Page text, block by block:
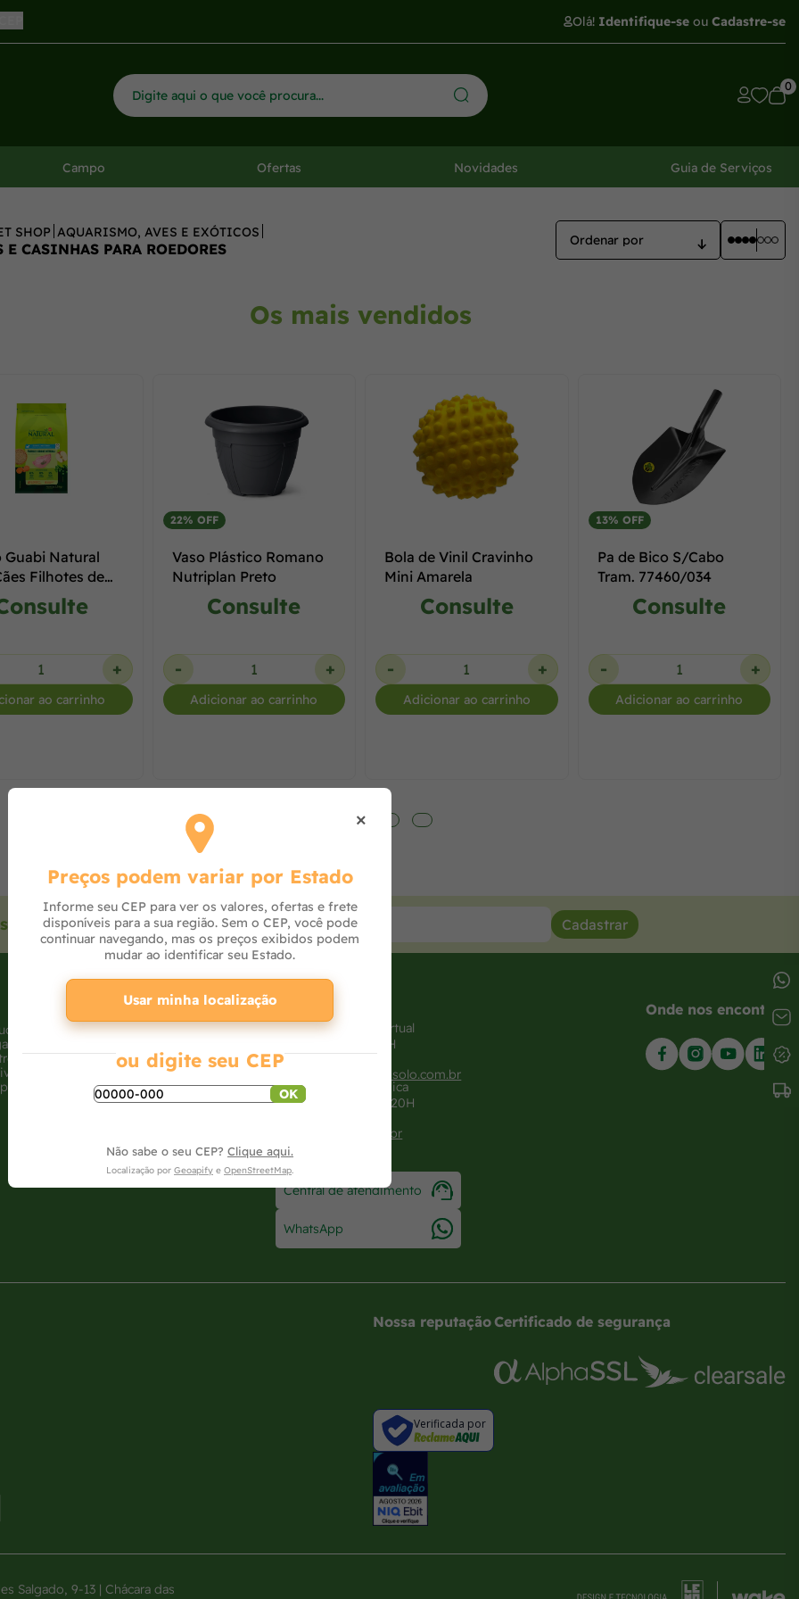
Olá! Identifique-se ou Cadastre-se
0
Campo Ofertas Novidades Guia de Serviços
SHOP AQUARISMO, AVES E EXÓTICOS
CASINHAS PARA ROEDORES
Os mais vendidos
Guabi Natural
Filhotes de
Mini e Pequenas
+
ao carrinho
22% OFF
Vaso Plástico Romano
Nutriplan Preto
Consulte
- +
Adicionar ao carrinho
Bola de Vinil Cravinho
Mini Amarela
Consulte
- +
Adicionar ao carrinho
13% OFF
Pa de Bico S/Cabo
Tram. 77460/034
Consulte
- +
Adicionar ao carrinho
ofertas Cadastrar
Salarial
Horários
Atendimento loja virtual
SEG - SEX: 8h às 18H
SAB: 8h às 12H
vendasonline@agrosolo.com.br
Atendimento loja física
SEG - SEX: 7:30h às 20H
sac@agrosolo.com.br
Central de atendimento
WhatsApp
Onde nos encontrar
Nossa reputação
Verificada por
Certificado de segurança
Salgado, 9-13 | Chácara das
×
Preços podem variar por Estado
Informe seu CEP para ver os valores, ofertas e frete
disponíveis para a sua região. Sem o CEP, você pode
continuar navegando, mas os preços exibidos podem
mudar ao identificar seu Estado.
Usar minha localização
ou digite seu CEP
OK
Não sabe o seu CEP? Clique aqui.
Localização por Geoapify e OpenStreetMap